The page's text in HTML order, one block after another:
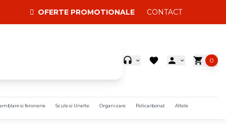
OFERTE PROMOTIONALE CONTACT
0
si feronerie Scule si Unelte Organizare Policarbonat Altele